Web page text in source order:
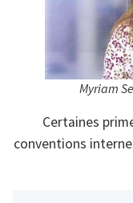
Myriam
Certaines
conventions